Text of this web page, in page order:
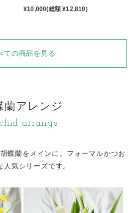
¥10,000(総額 ¥12,810)
ての商品を見る
蘭アレンジ
arrange
蝶蘭をメインに。 フォーマルかつお
人気シリーズです。